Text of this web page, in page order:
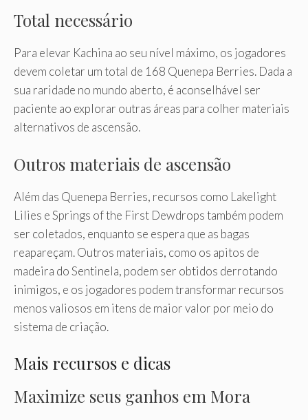
Total necessário
Para elevar Kachina ao seu nível máximo, os jogadores
devem coletar um total de 168 Quenepa Berries. Dada a
sua raridade no mundo aberto, é aconselhável ser
paciente ao explorar outras áreas para colher materiais
alternativos de ascensão.
Outros materiais de ascensão
Além das Quenepa Berries, recursos como Lakelight
Lilies e Springs of the First Dewdrops também podem
ser coletados, enquanto se espera que as bagas
reapareçam. Outros materiais, como os apitos de
madeira do Sentinela, podem ser obtidos derrotando
inimigos, e os jogadores podem transformar recursos
menos valiosos em itens de maior valor por meio do
sistema de criação.
Mais recursos e dicas
Maximize seus ganhos em Mora